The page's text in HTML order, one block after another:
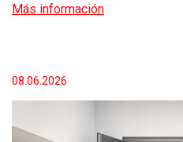
Más información
08.06.2026